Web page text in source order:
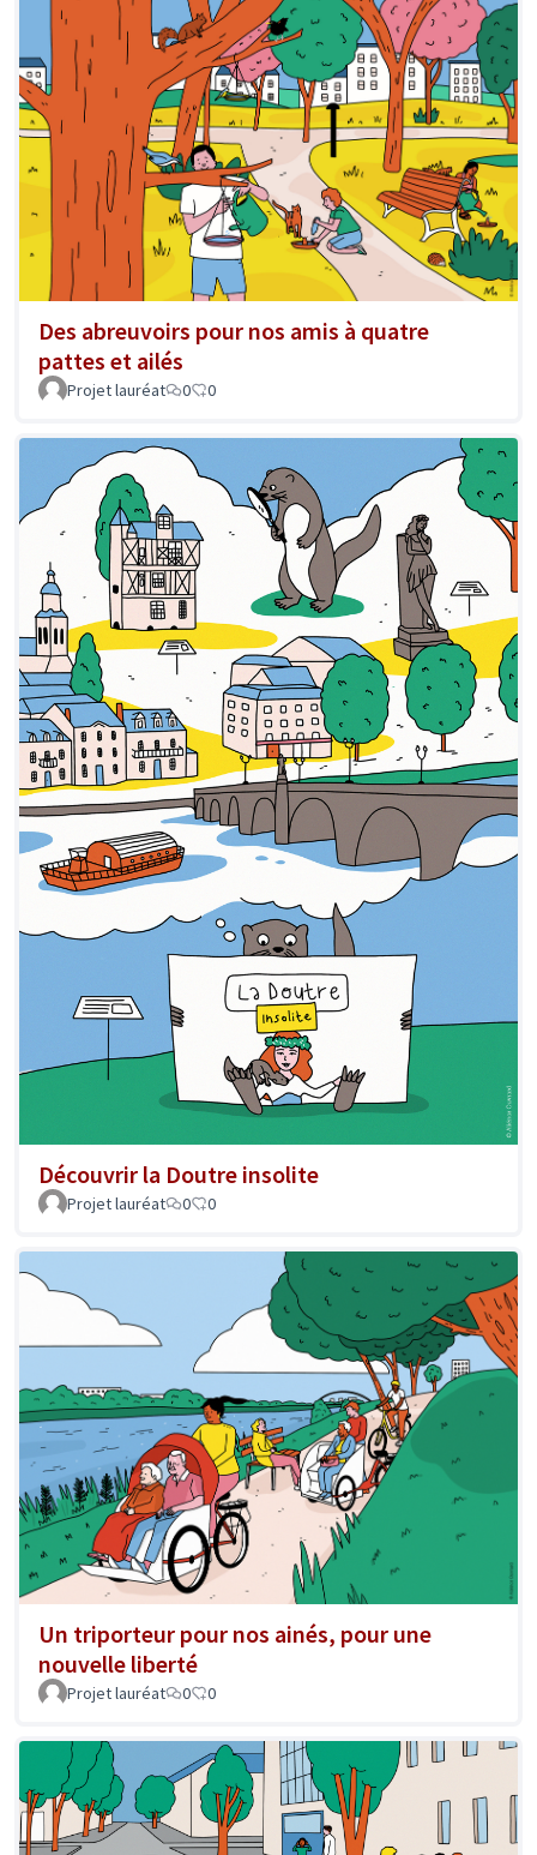
Des abreuvoirs pour nos amis à quatre
pattes et ailés
Projet lauréat 0 0
Découvrir la Doutre insolite
Projet lauréat 0 0
Un triporteur pour nos ainés, pour une
nouvelle liberté
Projet lauréat 0 0